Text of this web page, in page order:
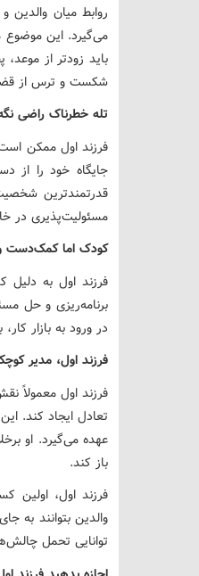
روابط میان
می‌گیرد. این موضوع
باید زودتر از
شکست و ترس از
تله خطرناک راضی
فرزند اول ممکن است
جایگاه خود را از
قدرتمندترین
مسئولیت‌پذیری در
کودک اما کمک‌دست
فرزند اول به دلیل
برنامه‌ریزی و حل
در ورود به بازار
فرزند اول، مدیر
فرزند اول معمولاً
تعادل ایجاد کند.
عهده می‌گیرد. او
باز کند.
فرزند اول، اولین
والدین بتوانند به
توانایی تحمل